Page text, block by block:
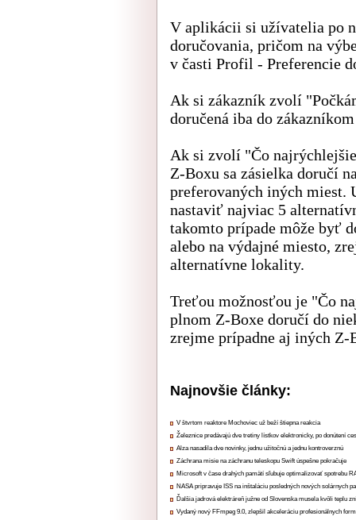
V aplikácii si užívatelia po
doručovania, pričom na
v časti Profil - Preferencie
Ak si zákazník zvolí
doručená iba do
Ak si zvolí "Čo
Z-Boxu sa zásielka doručí
preferovaných iných miest.
nastaviť najviac 5
takomto prípade môže byť
alebo na výdajné miesto,
alternatívne lokality.
Treťou možnosťou je "Čo
plnom Z-Boxe doručí do
zrejme prípadne aj iných Z-
Najnovšie články:
V štvrtom reaktore Mochoviec už beží štiepna reakcia
Železnice predávajú dve tretiny lístkov elektronicky, po donútení
Alza nasadila dve novinky, jednu užitočnú a jednu kontroverznú
Záchrana misie na záchranu teleskopu Swift úspešne pokračuje
Microsoft v čase drahých pamätí sľubuje optimalizovať spotrebu
NASA pripravuje ISS na inštaláciu posledných nových solárnych
Ďalšia jadrová elektráreň južne od Slovenska musela kvôli teplu
Vydaný nový FFmpeg 9.0, zlepšil akceleráciu profesionálnych